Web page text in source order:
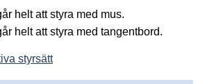
helt att styra med mus.
helt att styra med tangentbord.
styrsätt